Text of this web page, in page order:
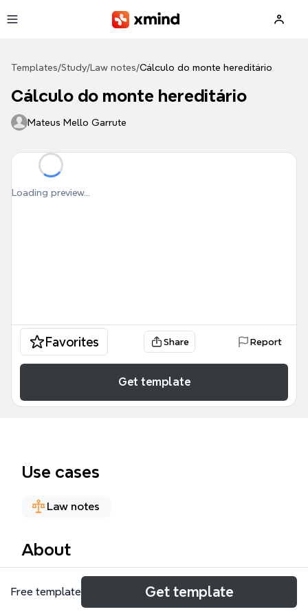
Templates/Study/ Law notes/Cálculo do monte hereditário
Cálculo do monte hereditário
Mateus Mello Garrute
Loading preview...
Favorites Share Report
Get template
Use cases
Law notes
About
O template 'Cálculo do monte hereditário' é um
mapa mental jurídico voltado para advogados e
Free template Get template